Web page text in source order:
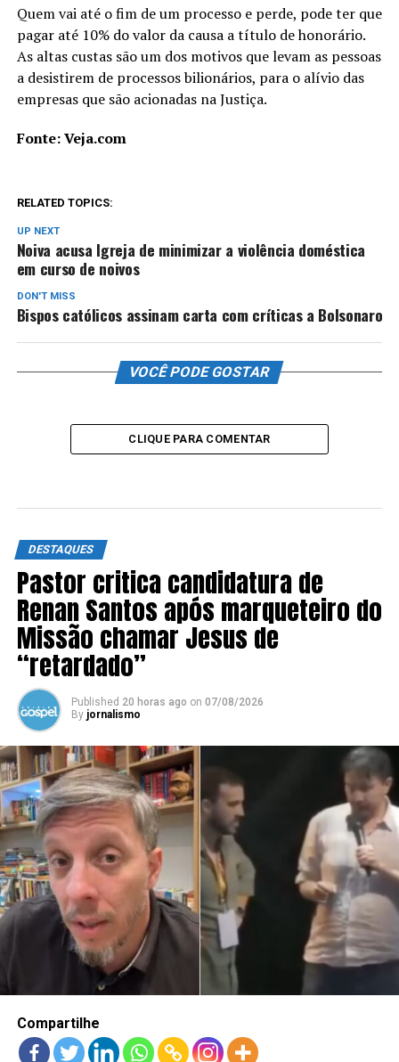
Quem vai até o fim de um processo e perde, pode ter que
pagar até 10% do valor da causa a título de honorário.
As altas custas são um dos motivos que levam as pessoas
a desistirem de processos bilionários, para o alívio das
empresas que são acionadas na Justiça.
Fonte: Veja.com
RELATED TOPICS:
UP NEXT
Noiva acusa Igreja de minimizar a violência doméstica
em curso de noivos
DON'T MISS
Bispos católicos assinam carta com críticas a Bolsonaro
VOCÊ PODE GOSTAR
CLIQUE PARA COMENTAR
DESTAQUES
Pastor critica candidatura de
Renan Santos após marqueteiro do
Missão chamar Jesus de
“retardado”
Published 20 horas ago on 07/08/2026
By jornalismo
Compartilhe